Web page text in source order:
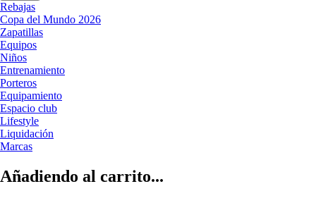
Rebajas
Copa del Mundo 2026
Zapatillas
Equipos
Niños
Entrenamiento
Porteros
Equipamiento
Espacio club
Lifestyle
Liquidación
Marcas
Añadiendo al carrito...